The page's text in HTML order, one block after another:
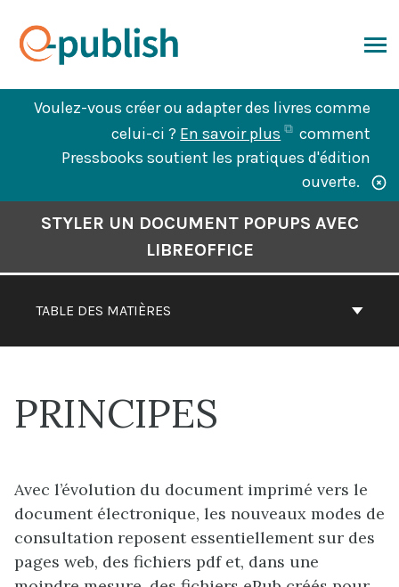
contenu
Voulez-vous créer ou adapter des livres comme
celui-ci ? En savoir plus
(ouvre
dans
un
nouvel
onglet)
comment
Pressbooks soutient les pratiques d'édition
ouverte.
TABLE DES MATIÈRES
STYLER UN DOCUMENT POPUPS AVEC
LIBREOFFICE
PRINCIPES
Avec l’évolution du document imprimé vers le
document électronique, les nouveaux modes de
consultation reposent essentiellement sur des
pages web, des fichiers pdf et, dans une